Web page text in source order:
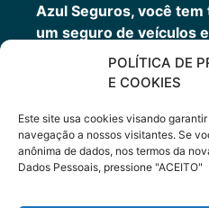
POLÍTICA DE
E COOKIES
Este site usa cookies visando
navegação a nossos visitantes. Se
anônima de dados, nos termos da
Dados Pessoais, pressione "ACEITO"
Azul Seguros, você
um seguro de veículos
outros benefícios
Você tem um seguro
Porto Seguro.